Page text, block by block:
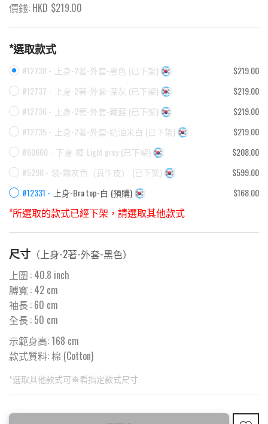
價錢: HKD $219.00
*選取款式
#12738 - 上身-2著-外套-黑色 (已下架)
$219.00
#12737 - 上身-2著-外套-深灰 (已下架)
$219.00
#12736 - 上身-2著-外套-藏藍 (已下架)
$219.00
#12735 - 上身-2著-外套-奶油米白 (已下架)
$219.00
#60660 - 下身-褲-Light grey (已下架)
$208.00
#5298 - 袋-霧灰色（真牛皮） (已下架)
$599.00
#12331 - 上身-Bra top-白 (預購) $168.00
*所選取的款式已經下架，請選取其他款式
尺寸 （上身-2著-外套-黑色）
上圍 : 40.8 inch
膊寬 : 42 cm
袖長 : 60 cm
全長 : 50 cm
示範身高: 168 cm
款式質料:棉 (Cotton)
*選取其他款式可查看指定款式尺寸
此為預購品
此為減價貨品